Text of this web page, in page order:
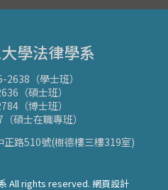
學法律學系
（學士班）
（碩士班）
（博士班）
碩士在職專班）
路510號(樹德樓三樓319室)
All rights reserved. 網頁設計